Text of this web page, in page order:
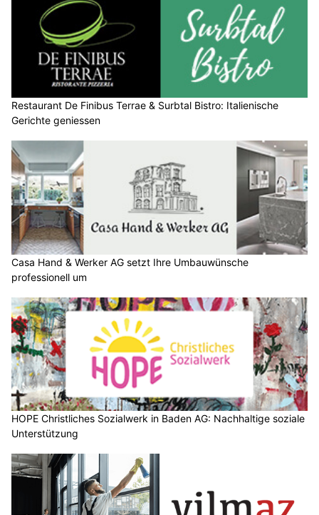
Restaurant De Finibus Terrae & Surbtal Bistro: Italienische
Gerichte geniessen
Casa Hand & Werker AG setzt Ihre Umbauwünsche
professionell um
HOPE Christliches Sozialwerk in Baden AG: Nachhaltige soziale
Unterstützung